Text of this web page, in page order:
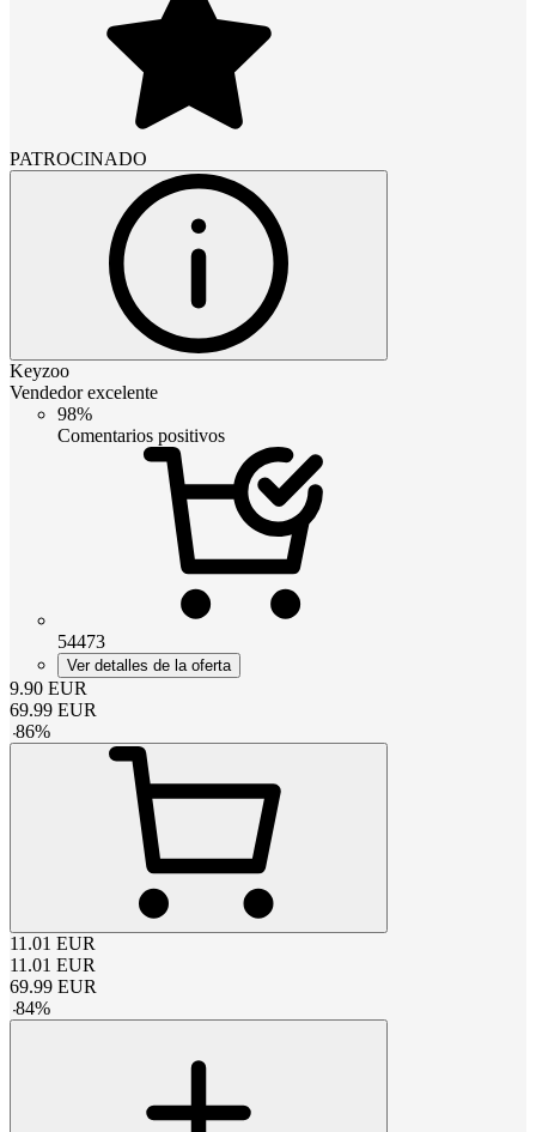
PATROCINADO
Keyzoo
Vendedor excelente
98%
Comentarios positivos
54473
Ver detalles de la oferta
9.90 EUR
69.99 EUR
-86%
11.01 EUR
11.01 EUR
69.99 EUR
-84%